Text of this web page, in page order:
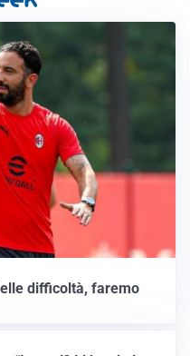
difficoltà, faremo